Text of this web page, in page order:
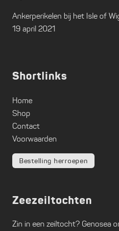
Ankerperikelen bij het Isle of
19 april 2021
Shortlinks
Home
Shop
Contact
Voorwaarden
Bestelling herroepen
Zeezeiltochten
Zin in een zeiltocht? Genosea